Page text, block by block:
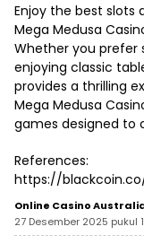
Enjoy the best slots
Mega Medusa
Whether you prefer
enjoying classic
provides a thrilling
Mega Medusa
games designed to
References:
https://
Online Casino
27 Desember 2025 pukul